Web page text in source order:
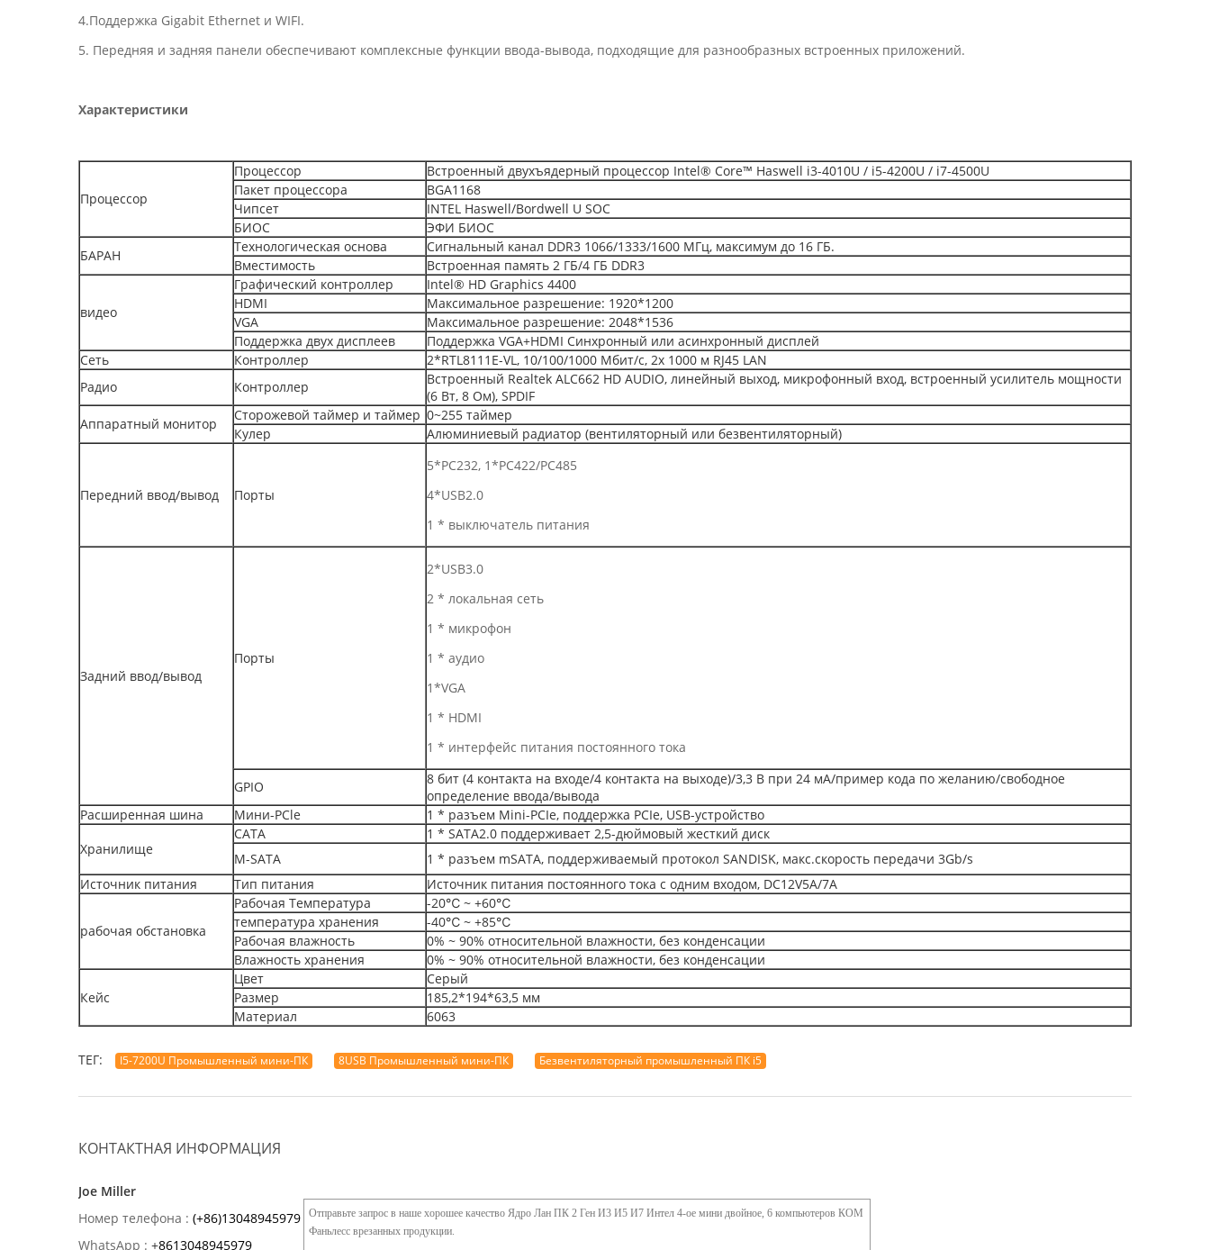
4.Поддержка Gigabit Ethernet и WIFI.
5. Передняя и задняя панели обеспечивают комплексные функции ввода-вывода, подходящие для разнообразных встроенных приложений.
Характеристики
Процессор
Процессор
Встроенный двухъядерный процессор Intel® Core™ Haswell i3-4010U / i5-4200U / i7-4500U
Пакет процессора
BGA1168
Чипсет
INTEL Haswell/Bordwell U SOC
БИОС
ЭФИ БИОС
БАРАН
Технологическая основа
Сигнальный канал DDR3 1066/1333/1600 МГц, максимум до 16 ГБ.
Вместимость
Встроенная память 2 ГБ/4 ГБ DDR3
видео
Графический контроллер
Intel® HD Graphics 4400
HDMI
Максимальное разрешение: 1920*1200
VGA
Максимальное разрешение: 2048*1536
Поддержка двух дисплеев
Поддержка VGA+HDMI Синхронный или асинхронный дисплей
Сеть
Контроллер
2*RTL8111E-VL, 10/100/1000 Мбит/с, 2x 1000 м RJ45 LAN
Радио
Контроллер
Встроенный Realtek ALC662 HD AUDIO, линейный выход, микрофонный вход, встроенный усилитель мощности
(6 Вт, 8 Ом), SPDIF
Аппаратный монитор
Сторожевой таймер и таймер 0~255 таймер
Кулер
Алюминиевый радиатор (вентиляторный или безвентиляторный)
Передний ввод/вывод Порты
5*РС232, 1*РС422/РС485
4*USB2.0
1 * выключатель питания
Задний ввод/вывод
Порты
2*USB3.0
2 * локальная сеть
1 * микрофон
1 * аудио
1*VGA
1 * HDMI
1 * интерфейс питания постоянного тока
GPIO
8 бит (4 контакта на входе/4 контакта на выходе)/3,3 В при 24 мА/пример кода по желанию/свободное
определение ввода/вывода
Расширенная шина
Мини-PCle
1 * разъем Mini-PCIe, поддержка PCIe, USB-устройство
Хранилище
САТА
1 * SATA2.0 поддерживает 2,5-дюймовый жесткий диск
М-SATA
1 * разъем mSATA, поддерживаемый протокол SANDISK, макс.скорость передачи 3Gb/s
Источник питания
Тип питания Источник питания постоянного тока с одним входом, DC12V5A/7A
рабочая обстановка
Рабочая Температура
-20℃ ~ +60℃
температура хранения
-40℃ ~ +85℃
Рабочая влажность
0% ~ 90% относительной влажности, без конденсации
Влажность хранения
0% ~ 90% относительной влажности, без конденсации
Кейс
Цвет
Серый
Размер
185,2*194*63,5 мм
Материал
6063
ТЕГ: I5-7200U Промышленный мини-ПК 8USB Промышленный мини-ПК Безвентиляторный промышленный ПК i5
КОНТАКТНАЯ ИНФОРМАЦИЯ
Joe Miller
Номер телефона : (+86)13048945979
WhatsApp : +8613048945979